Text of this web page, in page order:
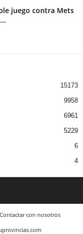
juego contra Mets
15173
9958
6961
5229
6
4
Contactar con nosotros